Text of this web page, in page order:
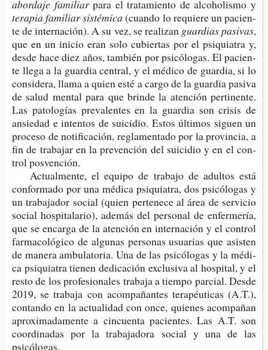
abor­da­je familiarpara el tra­ta­mien­to de alcoho­lis­mo y
tera­pia fami­liar sistémica(cuan­do lo requie­re un pacien­
te de inter­na­ción). A su vez, se realizan guar­dias pasivas,
que en un inicio eran solo cubier­tas por el psi­quia­tra y,
desde hace diez años, tam­bién por psi­có­lo­gas. El pacien­
te llega a la guar­dia cen­tral, y el médi­co de guar­dia, si lo
con­si­de­ra, llama a quien esté a cargo de la guar­dia pasi­va
de salud men­tal para que brin­de la aten­ción per­ti­nen­te.
Las pato­lo­gías pre­va­len­tes en la guar­dia son cri­sis de
ansie­dad e inten­tos de sui­ci­dio. Estos últi­mos siguen un
pro­ce­so de noti­fi­ca­ción, regla­men­ta­do por la pro­vin­cia, a
fin de tra­ba­jar en la pre­ven­ción del sui­ci­dio y en el con­
trol posvención.
Actual­men­te, el equi­po de tra­ba­jo de adul­tos está
con­for­ma­do por una médi­ca psi­quia­tra, dos psi­có­lo­gas y
un tra­ba­ja­dor social (quien per­te­ne­ce al área de ser­vi­cio
social hos­pi­ta­la­rio), ade­más del per­so­nal de enfer­me­ría,
que se encar­ga de la aten­ción en inter­na­ción y el con­trol
far­ma­co­ló­gi­co de algu­nas per­so­nas usua­rias que asis­ten
de mane­ra ambu­la­to­ria. Una de las psi­có­lo­gas y la médi­
ca psi­quia­tra tie­nen dedi­ca­ción exclu­si­va al hos­pi­tal, y el
resto de los pro­fe­sio­na­les tra­ba­ja a tiem­po par­cial. Desde
2019, se tra­ba­ja con acom­pa­ñan­tes tera­péu­ti­cas (A.T.),
con­tan­do en la actua­li­dad con once, quie­nes acom­pa­ñan
apro­xi­ma­da­men­te a cin­cuen­ta pacien­tes. Las A.T. son
coor­di­na­das por la tra­ba­ja­do­ra social y una de las
psicólogas.